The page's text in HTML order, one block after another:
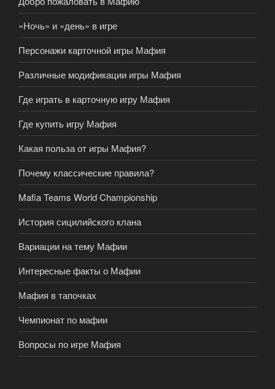
«Ночь» и «день» в игре
Персонажи карточной игры Мафия
Различные модификации игры Мафия
Где играть в карточную игру Мафия
Где купить игру Мафия
Какая польза от игры Мафия?
Почему классические правила?
Mafia Teams World Championship
История сицилийского клана
Вариации на тему Мафии
Интересные факты о Мафии
Мафия в тапочках
Чемпионат по мафии
Вопросы по игре Мафия